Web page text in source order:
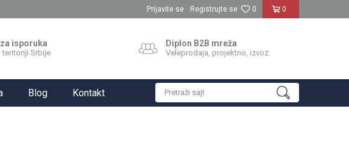
0
0
Prijavite se Registrujte se
isporuka
teritoriji Srbije
Diplon B2B mreža
Veleprodaja, projektno, izvoz
Blog Kontakt Pretraži sajt